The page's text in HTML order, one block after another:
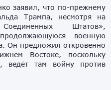
заявил, что по-прежнему
Трампа, несмотря на
Штатов»,
военную
Он предложил откровенно
Востоке, поскольку
ведёт там войну против